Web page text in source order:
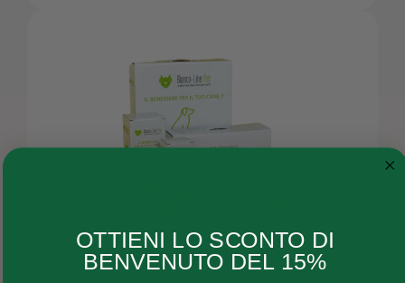
Gatto
OTTIENI LO SCONTO DI
BENVENUTO DEL 15%